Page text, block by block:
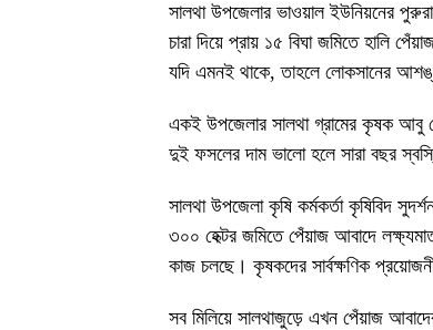
সালথা উপজেলার ভাওয়াল ইউনিয়নের
চারা দিয়ে প্রায় ১৫ বিঘা জমিতে হালি
যদি এমনই থাকে, তাহলে লোকসানের
একই উপজেলার সালথা গ্রামের কৃষক আবু
দুই ফসলের দাম ভালো হলে সারা বছর
সালথা উপজেলা কৃষি কর্মকর্তা কৃষিবিদ
৩০০ হেক্টর জমিতে পেঁয়াজ আবাদে
কাজ চলছে। কৃষকদের সার্বক্ষণিক
সব মিলিয়ে সালথাজুড়ে এখন পেঁয়াজ